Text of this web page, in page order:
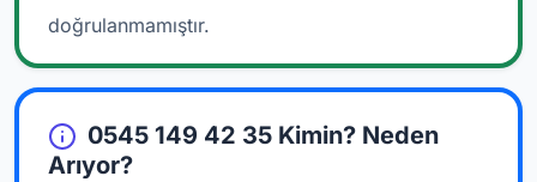
doğrulanmamıştır.
0545 149 42 35 Kimin? Neden
Arıyor?